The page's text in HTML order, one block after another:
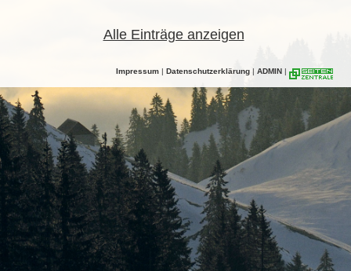
Alle Einträge anzeigen
Impressum | Datenschutzerklärung | ADMIN |